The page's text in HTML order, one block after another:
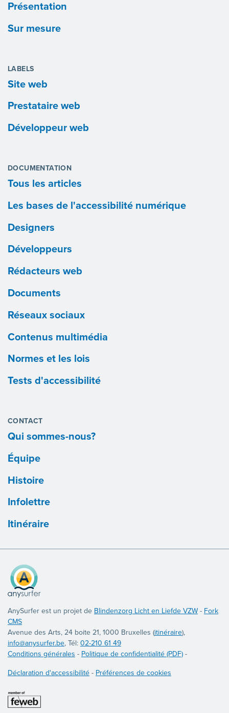
Présentation
Sur mesure
LABELS
Site web
Prestataire web
Développeur web
DOCUMENTATION
Tous les articles
Les bases de l'accessibilité numérique
Designers
Développeurs
Rédacteurs web
Documents
Réseaux sociaux
Contenus multimédia
Normes et les lois
Tests d'accessibilité
CONTACT
Qui sommes-nous?
Équipe
Histoire
Infolettre
Itinéraire
AnySurfer est un projet de Blindenzorg Licht en Liefde VZW - Fork
CMS
Avenue des Arts, 24 boite 21, 1000 Bruxelles (itinéraire),
info@anysurfer.be, Tél: 02-210 61 49
Conditions générales - Politique de confidentialité (PDF) -
Déclaration d'accessibilité - Préférences de cookies